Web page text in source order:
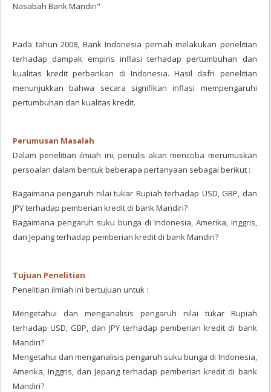
Nasabah Bank Mandiri"
Pada tahun 2008, Bank Indonesia pernah melakukan penelitian
terhadap dampak empiris inflasi terhadap pertumbuhan dan
kualitas kredit perbankan di Indonesia. Hasil dafri penelitian
menunjukkan bahwa secara signifikan inflasi mempengaruhi
pertumbuhan dan kualitas kredit.
Perumusan Masalah
Dalam penelitian ilmiah ini, penulis akan mencoba merumuskan
persoalan dalam bentuk beberapa pertanyaan sebagai berikut :
Bagaimana pengaruh nilai tukar Rupiah terhadap USD, GBP, dan
JPY terhadap pemberian kredit di bank Mandiri?
Bagaimana pengaruh suku bunga di Indonesia, Amerika, Inggris,
dan Jepang terhadap pemberian kredit di bank Mandiri?
Tujuan Penelitian
Penelitian ilmiah ini bertujuan untuk :
Mengetahui dan menganalisis pengaruh nilai tukar Rupiah
terhadap USD, GBP, dan JPY terhadap pemberian kredit di bank
Mandiri?
Mengetahui dan menganalisis pengaruh suku bunga di Indonesia,
Amerika, Inggris, dan Jepang terhadap pemberian kredit di bank
Mandiri?